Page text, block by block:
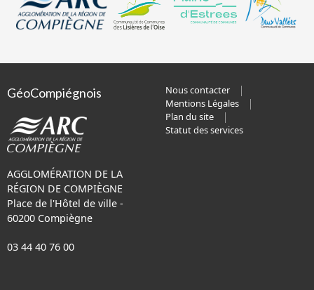
GéoCompiégnois
AGGLOMÉRATION DE LA
RÉGION DE COMPIÈGNE
Place de l'Hôtel de ville -
60200 Compiègne
03 44 40 76 00
Nous contacter
Mentions Légales
Plan du site
Statut des services